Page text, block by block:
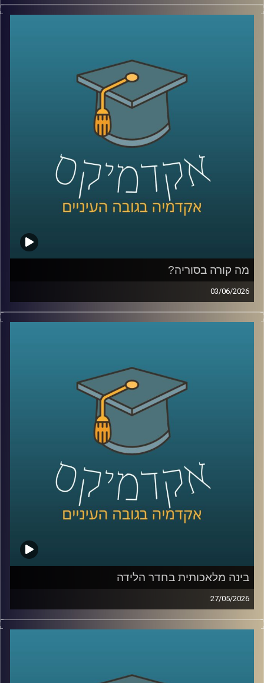
האם תהיה תקיפה באיראן לפני סוף החודש?
והאם האנושות תגלה חיים מחוץ לכדור הארץ?
כל אלה היו הימורים אמיתיים בפלטפורמתPolymarket
כן, אנשים ברחבי העולם שמים כסף אמיתי על העתיד. על
מלחמות, פוליטיקה, דת, אסונות ואפילו סוף העולם.
ובזמן שרובנו צורכים חדשות כדי להבין מה קורה, יש אנשים
שפשוט נכנסים לפולימרקט כדי לראות “מה הסיכויים” ועל
הדרך גם מרוויחים כסף.
אז מה זה בכלל שוק חיזוי?
למה אנשים התחילו להאמין לפלטפורמות האלה יותר מלסקרים
אירועים עולמיים? והאם יכול להיות שפלטפורמות כאלה כבר
לא רק מנבאות את המציאות, אלא גם מתחילות לעצב אותה?
כדי להבין את העולם הזה, נמצא איתנו היום פרופ’ צחי חייט
מאוניברסיטת רייכמן, שחוקר חוכמת המונים, רשתות חברתיות
ואמינות מידע, ואחד החוקרים הבולטים בישראל בתחום שווקי
החיזוי
מה קורה בסוריה?
03/06/2026
מה בעצם קורה היום בסוריה?
מי שולט שם? מי נלחם במי? איך טורקיה הפכה לשחקן כל כך
נדמה שאחרי יותר מעשור של מלחמה, רוב הישראלים כבר
איבדו את היכולת להבין את התמונה.
אז היום ננסה לעשות סדר ולהבין איך נראה המזרח התיכון
החדש שנבנה ממש מעבר לגבול שלנו.
היום נארח את ד״ר מיכאל ברק, מרצה וחוקר בבית ספר לאודר
לממשל, דיפלומטיה ואסטרטגיה ב־אוניברסיטת רייכמן, וחוקר
בכיר ב־המכון למדיניות נגד טרור, מומחה לאיסלאם רדיקלי.
קרדיט תמונות:AudioVersity
בינה מלאכותית בחדר הלידה
27/05/2026
הרפואה נמצאת היום באחת מנקודות המפנה המשמעותיות
ביותר בתולדותיה.